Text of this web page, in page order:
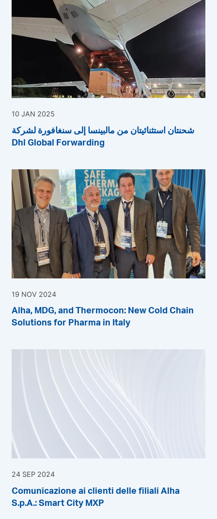
10 JAN 2025
شحنتان استثنائيتان من مالبينسا إلى سنغافورة لشركة
Dhl Global Forwarding
19 NOV 2024
Alha, MDG, and Thermocon: New Cold Chain
Solutions for Pharma in Italy
24 SEP 2024
Comunicazione ai clienti delle filiali Alha
S.p.A.: Smart City MXP